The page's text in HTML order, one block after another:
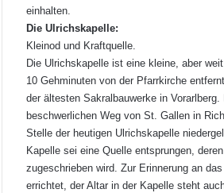
einhalten.
Die Ulrichskapelle:
Kleinod und Kraftquelle.
Die Ulrichskapelle ist eine kleine, aber
10 Gehminuten von der Pfarrkirche
der ältesten Sakralbauwerke in
beschwerlichen Weg von St. Gallen in
Stelle der heutigen Ulrichskapelle
Kapelle sei eine Quelle entsprungen,
zugeschrieben wird. Zur Erinnerung an
errichtet, der Altar in der Kapelle steht